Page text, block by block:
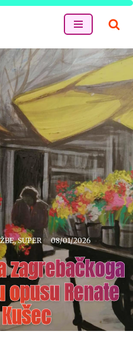
,SUPER 08/01/2026
zagrebačkoga
Renate